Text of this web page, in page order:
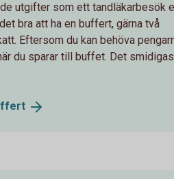
utgifter som ett tandläkarbesök
bra att ha en buffert, gärna två
Eftersom du kan behöva
du sparar till buffet. Det